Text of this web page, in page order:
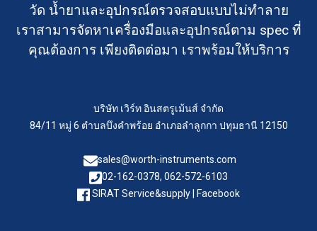
วัด น้ำยาและอุปกรณ์ตรวจสอบแบบไม่ทำลาย
เราสามารจัดหาเครื่องมือและอุปกรณ์ตาม spec ที่
คุณต้องการ เพียงติดต่อมา เราพร้อมให้บริการ
บริษัท เวิร์ท อินสตรูเม้นส์ จำกัด
84/11 หมู่ 6 ตำบลบึงคำพร้อย อำเภอลำลูกกา ปทุมธานี 12150
sales@worth-instruments.com
02-162-0378, 062-572-6103
SIRAT Service&supply | Facebook